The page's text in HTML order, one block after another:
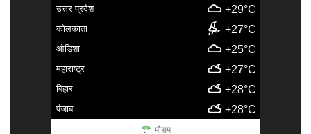
उत्तर प्रदेश +29°C
कोलकाता +27°C
ओडिशा +25°C
महाराष्ट्र +27°C
बिहार +28°C
पंजाब +28°C
मौसम